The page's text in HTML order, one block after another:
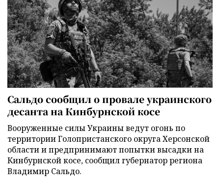
Сальдо сообщил о провале украинского
десанта на Кинбурнской косе
Вооруженные силы Украины ведут огонь по
территории Голопристанского округа Херсонской
области и предпринимают попытки высадки на
Кинбурнской косе, сообщил губернатор региона
Владимир Сальдо.